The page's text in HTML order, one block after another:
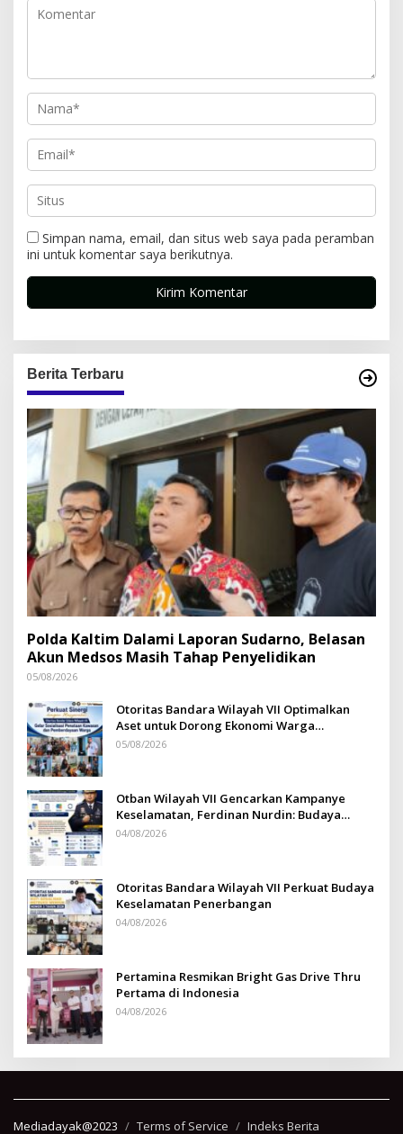
Simpan nama, email, dan situs web saya pada peramban
ini untuk komentar saya berikutnya.
Berita Terbaru
Polda Kaltim Dalami Laporan Sudarno, Belasan
Akun Medsos Masih Tahap Penyelidikan
05/08/2026
Otoritas Bandara Wilayah VII Optimalkan
Aset untuk Dorong Ekonomi Warga
Sepinggan
05/08/2026
Otban Wilayah VII Gencarkan Kampanye
Keselamatan, Ferdinan Nurdin: Budaya
Safety Harus Jadi Komitmen Bersama
04/08/2026
Otoritas Bandara Wilayah VII Perkuat Budaya
Keselamatan Penerbangan
04/08/2026
Pertamina Resmikan Bright Gas Drive Thru
Pertama di Indonesia
04/08/2026
Mediadayak@2023 Terms of Service Indeks Berita